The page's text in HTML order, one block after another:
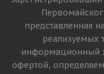
представленная
реализуемых
информационный
офертой,